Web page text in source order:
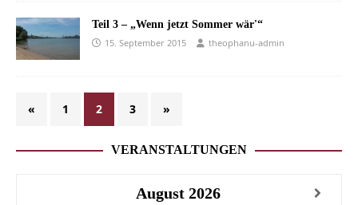
Teil 3 – „Wenn jetzt Sommer wär'“
15. September 2015
theophanu-admin
« 1 2 3 »
VERANSTALTUNGEN
August 2026